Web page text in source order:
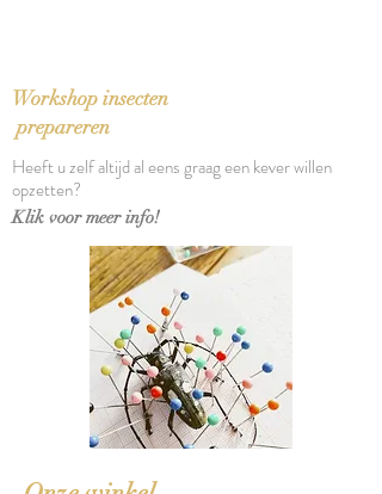
Workshop insecten
prepareren
Heeft u zelf altijd al eens graag een kever willen
opzetten?
Klik voor meer info!